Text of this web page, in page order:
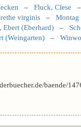
– Fluck, Clese
virginis – Montag
Ebert (Eberhard) –
(Weingarten) –
baende/